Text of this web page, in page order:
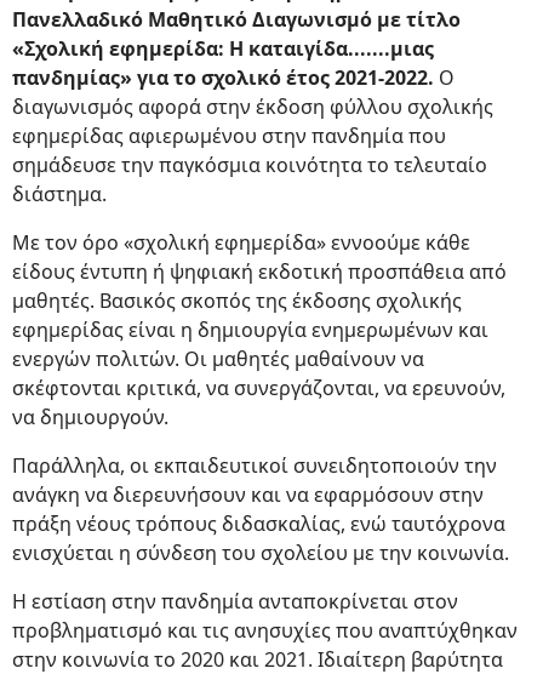
Πανελλαδικό Μαθητικό Διαγωνισμό με τίτλο
«Σχολική εφημερίδα: Η καταιγίδα.......μιας
πανδημίας» για το σχολικό έτος 2021-2022. Ο
διαγωνισμός αφορά στην έκδοση φύλλου σχολικής
εφημερίδας αφιερωμένου στην πανδημία που
σημάδευσε την παγκόσμια κοινότητα το τελευταίο
διάστημα.
Με τον όρο «σχολική εφημερίδα» εννοούμε κάθε
είδους έντυπη ή ψηφιακή εκδοτική προσπάθεια από
μαθητές. Βασικός σκοπός της έκδοσης σχολικής
εφημερίδας είναι η δημιουργία ενημερωμένων και
ενεργών πολιτών. Οι μαθητές μαθαίνουν να
σκέφτονται κριτικά, να συνεργάζονται, να ερευνούν,
να δημιουργούν.
Παράλληλα, οι εκπαιδευτικοί συνειδητοποιούν την
ανάγκη να διερευνήσουν και να εφαρμόσουν στην
πράξη νέους τρόπους διδασκαλίας, ενώ ταυτόχρονα
ενισχύεται η σύνδεση του σχολείου με την κοινωνία.
Η εστίαση στην πανδημία ανταποκρίνεται στον
προβληματισμό και τις ανησυχίες που αναπτύχθηκαν
στην κοινωνία το 2020 και 2021. Ιδιαίτερη βαρύτητα